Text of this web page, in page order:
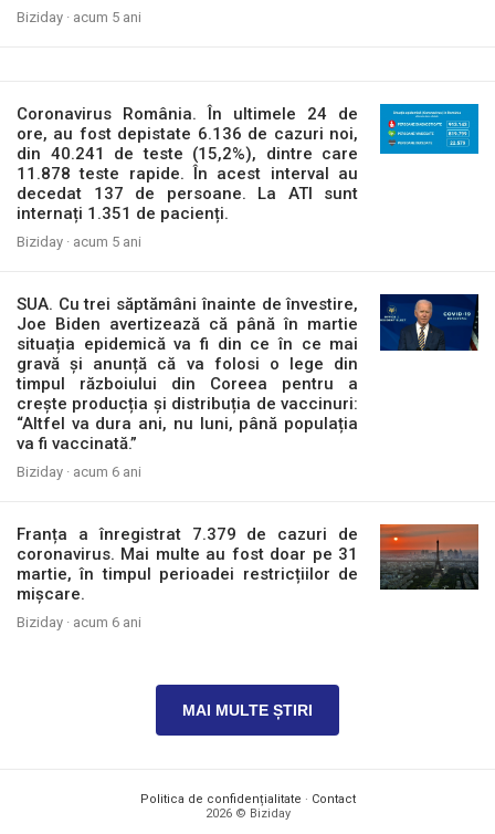
Biziday · acum 5 ani
Coronavirus România. În ultimele 24 de
ore, au fost depistate 6.136 de cazuri noi,
din 40.241 de teste (15,2%), dintre care
11.878 teste rapide. În acest interval au
decedat 137 de persoane. La ATI sunt
internați 1.351 de pacienți.
Biziday · acum 5 ani
SUA. Cu trei săptămâni înainte de învestire,
Joe Biden avertizează că până în martie
situația epidemică va fi din ce în ce mai
gravă și anunță că va folosi o lege din
timpul războiului din Coreea pentru a
crește producția și distribuția de vaccinuri:
“Altfel va dura ani, nu luni, până populația
va fi vaccinată.”
Biziday · acum 6 ani
Franța a înregistrat 7.379 de cazuri de
coronavirus. Mai multe au fost doar pe 31
martie, în timpul perioadei restricțiilor de
mișcare.
Biziday · acum 6 ani
MAI MULTE ȘTIRI
Politica de confidențialitate · Contact
2026 © Biziday